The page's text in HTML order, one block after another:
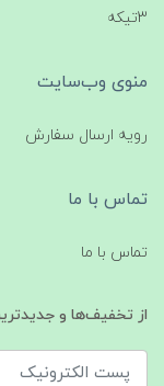
3تیکه
منوی وب‌سایت
رویه ارسال سفارش
تماس با ما
تماس با ما
از تخفیف‌ها و